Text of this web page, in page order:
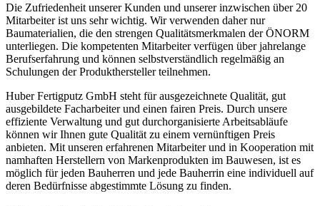
Die Zufriedenheit unserer Kunden und unserer inzwischen über 20
Mitarbeiter ist uns sehr wichtig. Wir verwenden daher nur
Baumaterialien, die den strengen Qualitätsmerkmalen der ÖNORM
unterliegen. Die kompetenten Mitarbeiter verfügen über jahrelange
Berufserfahrung und können selbstverständlich regelmäßig an
Schulungen der Produkthersteller teilnehmen.
Huber Fertigputz GmbH steht für ausgezeichnete Qualität, gut
ausgebildete Facharbeiter und einen fairen Preis. Durch unsere
effiziente Verwaltung und gut durchorganisierte Arbeitsabläufe
können wir Ihnen gute Qualität zu einem vernünftigen Preis
anbieten. Mit unseren erfahrenen Mitarbeiter und in Kooperation mit
namhaften Herstellern von Markenprodukten im Bauwesen, ist es
möglich für jeden Bauherren und jede Bauherrin eine individuell auf
deren Bedürfnisse abgestimmte Lösung zu finden.